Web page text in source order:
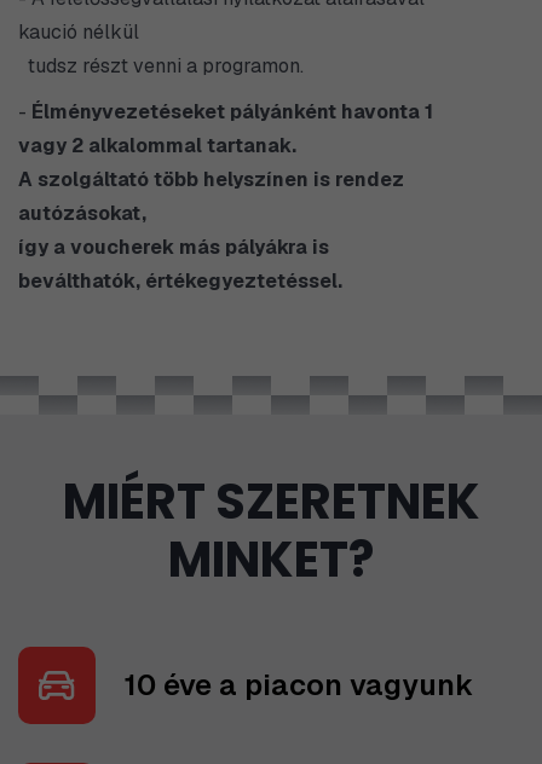
kaució nélkül
tudsz részt venni a programon.
- Élményvezetéseket pályánként havonta 1
vagy 2 alkalommal tartanak.
A szolgáltató több helyszínen is rendez
autózásokat,
​így a voucherek más pályákra is
beválthatók, értékegyeztetéssel.
MIÉRT SZERETNEK
MINKET?
10 éve a piacon vagyunk